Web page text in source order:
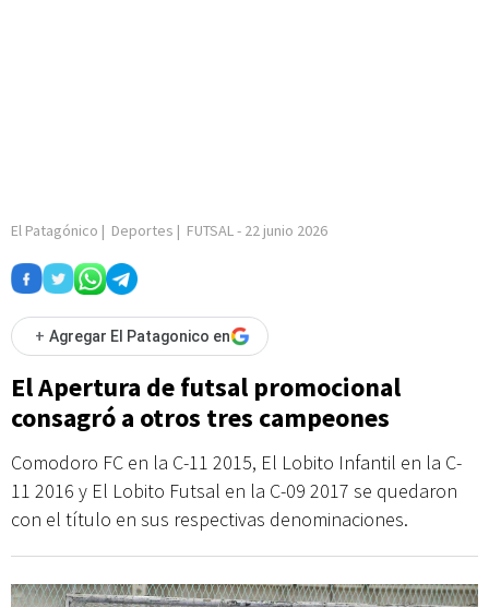
El Patagónico | Deportes | FUTSAL- 22 junio 2026
+ Agregar El Patagonico en
El Apertura de futsal promocional
consagró a otros tres campeones
Comodoro FC en la C-11 2015, El Lobito Infantil en la C-
11 2016 y El Lobito Futsal en la C-09 2017 se quedaron
con el título en sus respectivas denominaciones.